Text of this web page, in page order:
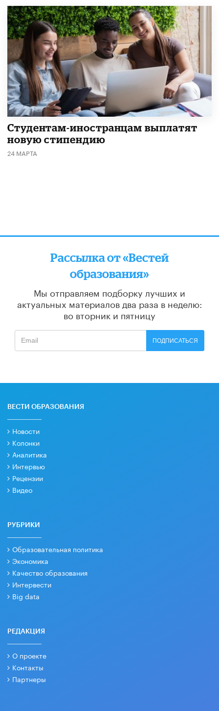
Студентам-иностранцам выплатят
новую стипендию
24 МАРТА
Рассылка от «Вестей
образования»
Мы отправляем подборку лучших и
актуальных материалов два раза в неделю:
во вторник и пятницу
ПОДПИСАТЬСЯ
ВЕСТИ ОБРАЗОВАНИЯ
Новости
Колонки
Аналитика
Интервью
Рецензии
Видео
РУБРИКИ
Образовательная политика
Экономика
Качество образования
Интервести
Big data
РЕДАКЦИЯ
О проекте
Контакты
Партнеры